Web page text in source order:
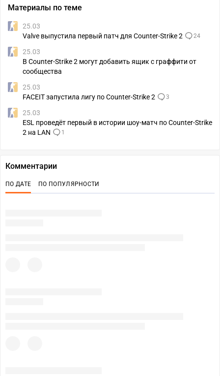
Материалы по теме
25.03
Valve выпустила первый патч для Counter-Strike 2
24
25.03
В Counter-Strike 2 могут добавить ящик с граффити от
сообщества
25.03
FACEIT запустила лигу по Counter-Strike 2
3
25.03
ESL проведёт первый в истории шоу-матч по Counter-Strike
2 на LAN
1
Комментарии
ПО ДАТЕ ПО ПОПУЛЯРНОСТИ